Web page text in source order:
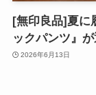
[無印良品]夏に
ックパンツ』
2026年6月13日